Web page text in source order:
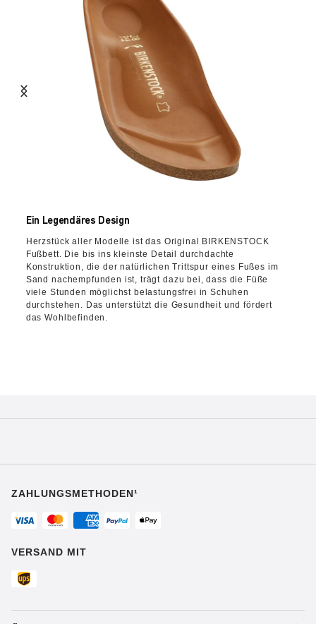
Ein Legendäres Design
Herzstück aller Modelle ist das Original BIRKENSTOCK
Fußbett. Die bis ins kleinste Detail durchdachte
Konstruktion, die der natürlichen Trittspur eines Fußes im
Sand nachempfunden ist, trägt dazu bei, dass die Füße
viele Stunden möglichst belastungsfrei in Schuhen
durchstehen. Das unterstützt die Gesundheit und fördert
das Wohlbefinden.
ZAHLUNGSMETHODEN¹
VERSAND MIT